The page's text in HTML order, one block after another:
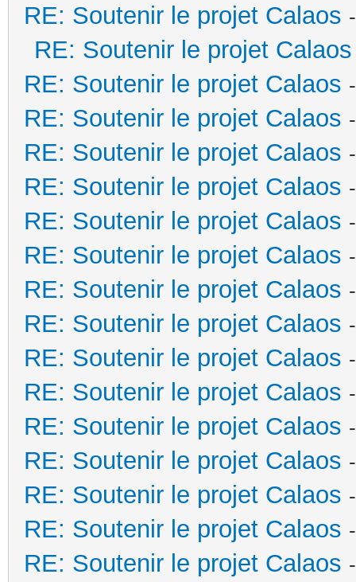
RE: Soutenir le projet Calaos
RE: Soutenir le projet Calaos
RE: Soutenir le projet Calaos
RE: Soutenir le projet Calaos
RE: Soutenir le projet Calaos
RE: Soutenir le projet Calaos
RE: Soutenir le projet Calaos
RE: Soutenir le projet Calaos
RE: Soutenir le projet Calaos
RE: Soutenir le projet Calaos
RE: Soutenir le projet Calaos
RE: Soutenir le projet Calaos
RE: Soutenir le projet Calaos
RE: Soutenir le projet Calaos
RE: Soutenir le projet Calaos
RE: Soutenir le projet Calaos
RE: Soutenir le projet Calaos